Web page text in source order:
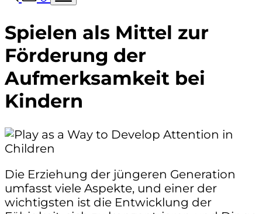
Spielen als Mittel zur
Förderung der
Aufmerksamkeit bei
Kindern
Die Erziehung der jüngeren Generation
umfasst viele Aspekte, und einer der
wichtigsten ist die Entwicklung der